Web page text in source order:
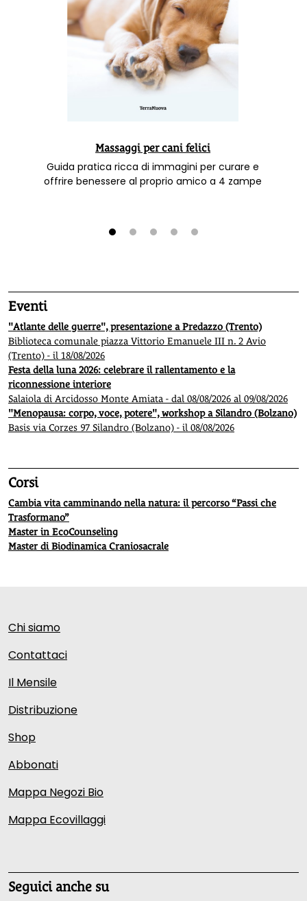
Massaggi per cani felici
Guida pratica ricca di immagini per curare e
offrire benessere al proprio amico a 4 zampe
Eventi
"Atlante delle guerre", presentazione a Predazzo (Trento)
Biblioteca comunale piazza Vittorio Emanuele III n. 2 Avio
(Trento) - il 18/08/2026
Festa della luna 2026: celebrare il rallentamento e la
riconnessione interiore
Salaiola di Arcidosso Monte Amiata - dal 08/08/2026 al 09/08/2026
"Menopausa: corpo, voce, potere", workshop a Silandro (Bolzano)
Basis via Corzes 97 Silandro (Bolzano) - il 08/08/2026
Corsi
Cambia vita camminando nella natura: il percorso “Passi che
Trasformano”
Master in EcoCounseling
Master di Biodinamica Craniosacrale
Chi siamo
Contattaci
Il Mensile
Distribuzione
Shop
Abbonati
Mappa Negozi Bio
Mappa Ecovillaggi
Seguici anche su